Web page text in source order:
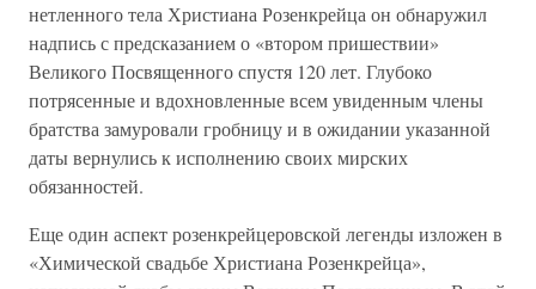
нетленного тела Христиана Розенкрейца он обнаружил
надпись с предсказанием о «втором пришествии»
Великого Посвященного спустя 120 лет. Глубоко
потрясенные и вдохновленные всем увиденным члены
братства замуровали гробницу и в ожидании указанной
даты вернулись к исполнению своих мирских
обязанностей.
Еще один аспект розенкрейцеровской легенды изложен в
«Химической свадьбе Христиана Розенкрейца»,